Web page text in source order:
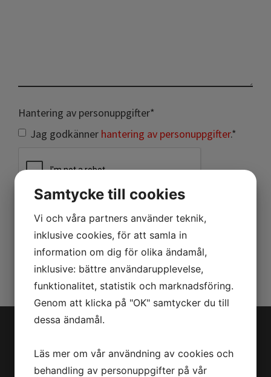
Hantering av personuppgifter*
Jag godkänner hantering av personuppgifter.*
SKICKA
Kontakta oss idag så
berättar vi mer!
Samtycke till cookies
Vi och våra partners använder teknik,
inklusive cookies, för att samla in
information om dig för olika ändamål,
inklusive: bättre användarupplevelse,
funktionalitet, statistik och marknadsföring.
Genom att klicka på "OK" samtycker du till
dessa ändamål.
Läs mer om vår användning av cookies och
behandling av personuppgifter på vår